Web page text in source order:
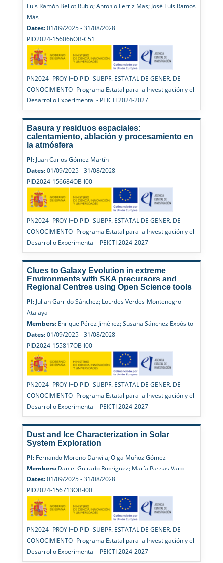
Luis Ramón Bellot Rubio; Antonio Ferriz Mas; José Luis Ramos
Más
Dates:01/09/2025 - 31/08/2028
PID2024-156066OB-C51
PN2024 -PROY I+D PID- SUBPR. ESTATAL DE GENER. DE
CONOCIMIENTO- Programa Estatal para la Investigación y el
Desarrollo Experimental - PEICTI 2024-2027
Basura y residuos espaciales:
calentamiento, ablación y procesamiento en
la atmósfera
PI:Juan Carlos Gómez Martín
Dates:01/09/2025 - 31/08/2028
PID2024-156684OB-I00
PN2024 -PROY I+D PID- SUBPR. ESTATAL DE GENER. DE
CONOCIMIENTO- Programa Estatal para la Investigación y el
Desarrollo Experimental - PEICTI 2024-2027
Clues to Galaxy Evolution in extreme
Environments with SKA precursors and
Regional Centres using Open Science tools
PI:Julian Garrido Sánchez; Lourdes Verdes-Montenegro
Atalaya
Members:Enrique Pérez Jiménez; Susana Sánchez Expósito
Dates:01/09/2025 - 31/08/2028
PID2024-155817OB-I00
PN2024 -PROY I+D PID- SUBPR. ESTATAL DE GENER. DE
CONOCIMIENTO- Programa Estatal para la Investigación y el
Desarrollo Experimental - PEICTI 2024-2027
Dust and Ice Characterization in Solar
System Exploration
PI:Fernando Moreno Danvila; Olga Muñoz Gómez
Members:Daniel Guirado Rodriguez; María Passas Varo
Dates:01/09/2025 - 31/08/2028
PID2024-156713OB-I00
PN2024 -PROY I+D PID- SUBPR. ESTATAL DE GENER. DE
CONOCIMIENTO- Programa Estatal para la Investigación y el
Desarrollo Experimental - PEICTI 2024-2027